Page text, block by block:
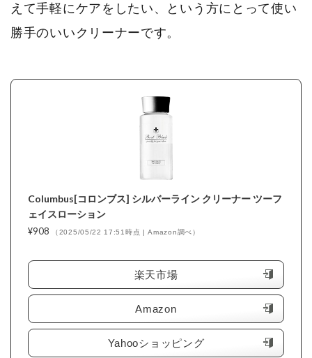
えて手軽にケアをしたい、という方にとって使い
勝手のいいクリーナーです。
Columbus[コロンブス] シルバーライン クリーナー ツーフ
ェイスローション
¥908 （2025/05/22 17:51時点 | Amazon調べ）
Amazon
楽天市場
Yahooショッピング